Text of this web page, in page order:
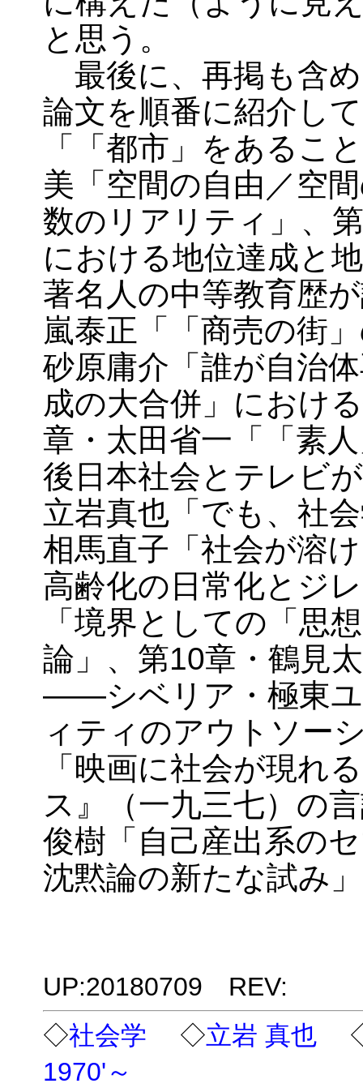
と思う。
最後に、再掲も含
論文を順番に紹介し
「「都市」をあるこ
美「空間の自由／空
数のリアリティ」、
における地位達成と
著名人の中等教育歴
嵐泰正「「商売の街
砂原庸介「誰が自治
成の大合併」におけ
章・太田省一「「素
後日本社会とテレビ
立岩真也「でも、社
相馬直子「社会が溶
高齢化の日常化とジ
「境界としての「
論」、第10章・鶴見
――シベリア・極東ユ
ィティのアウトソー
「映画に社会が現
ス』（一九三七）の
俊樹「自己産出系の
沈黙論の新たな試み
UP:20180709 REV:
◇社会学 ◇立岩 真也
1970'～